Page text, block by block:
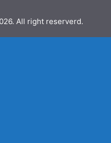
All right reserverd.